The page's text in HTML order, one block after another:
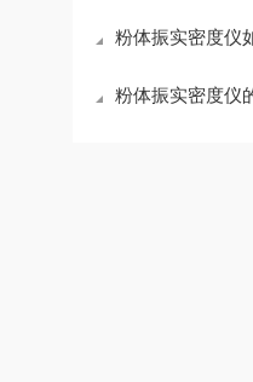
粉体振实密度仪如何
粉体振实密度仪的